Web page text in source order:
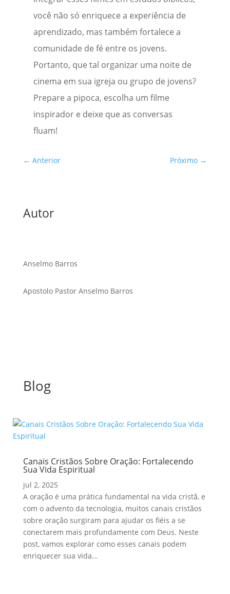
você não só enriquece a experiência de
aprendizado, mas também fortalece a
comunidade de fé entre os jovens.
Portanto, que tal organizar uma noite de
cinema em sua igreja ou grupo de jovens?
Prepare a pipoca, escolha um filme
inspirador e deixe que as conversas
fluam!
← Anterior Próximo →
Autor
Anselmo Barros
Apostolo Pastor Anselmo Barros
Blog
Canais Cristãos Sobre Oração: Fortalecendo
Sua Vida Espiritual
jul 2, 2025
A oração é uma prática fundamental na vida cristã, e
com o advento da tecnologia, muitos canais cristãos
sobre oração surgiram para ajudar os fiéis a se
conectarem mais profundamente com Deus. Neste
post, vamos explorar como esses canais podem
enriquecer sua vida...